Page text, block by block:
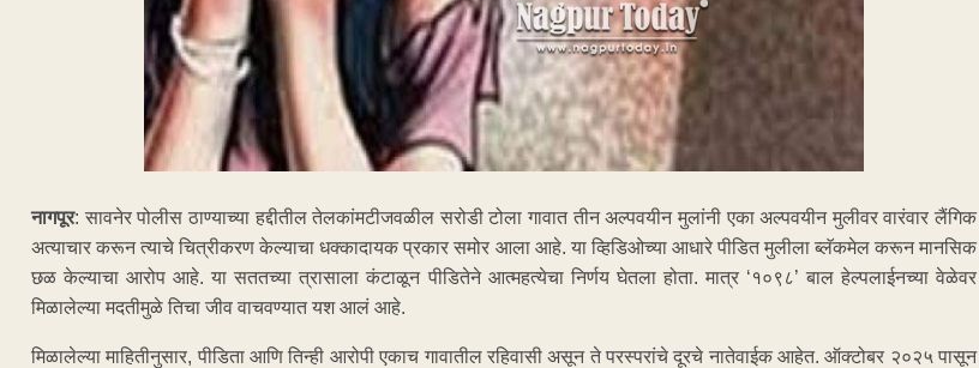
नागपूर: सावनेर पोलीस ठाण्याच्या हद्दीतील तेलकांमटीजवळील सरोडी टोला गावात तीन अल्पवयीन मुलांनी एका अल्पवयीन मुलीवर वारंवार लैंगिक
अत्याचार करून त्याचे चित्रीकरण केल्याचा धक्कादायक प्रकार समोर आला आहे. या व्हिडिओच्या आधारे पीडित मुलीला ब्लॅकमेल करून मानसिक
छळ केल्याचा आरोप आहे. या सततच्या त्रासाला कंटाळून पीडितेने आत्महत्येचा निर्णय घेतला होता. मात्र ‘१०९८’ बाल हेल्पलाईनच्या वेळेवर
मिळालेल्या मदतीमुळे तिचा जीव वाचवण्यात यश आलं आहे.
मिळालेल्या माहितीनुसार, पीडिता आणि तिन्ही आरोपी एकाच गावातील रहिवासी असून ते परस्परांचे दूरचे नातेवाईक आहेत. ऑक्टोबर २०२५ पासून